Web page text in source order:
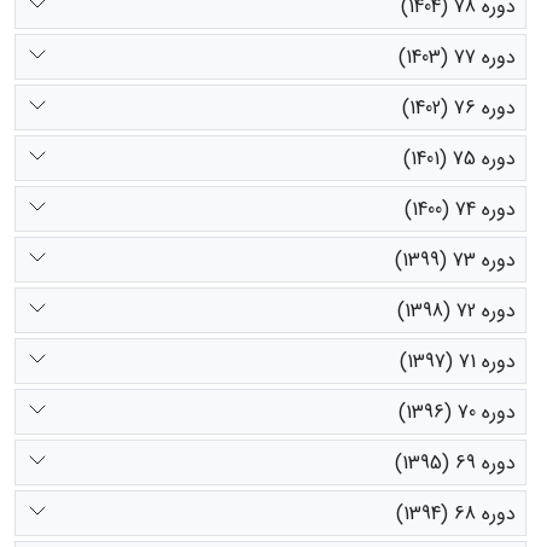
دوره 78 (1404)
دوره 77 (1403)
دوره 76 (1402)
دوره 75 (1401)
دوره 74 (1400)
دوره 73 (1399)
دوره 72 (1398)
دوره 71 (1397)
دوره 70 (1396)
دوره 69 (1395)
دوره 68 (1394)